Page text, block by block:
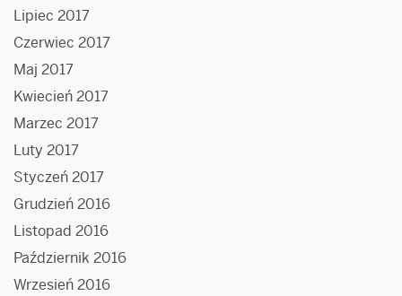
Lipiec 2017
Czerwiec 2017
Maj 2017
Kwiecień 2017
Marzec 2017
Luty 2017
Styczeń 2017
Grudzień 2016
Listopad 2016
Październik 2016
Wrzesień 2016